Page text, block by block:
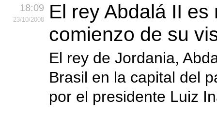
18:09
23/10/2008
El rey Abdalá II
comienzo de su
El rey de Jordania,
Brasil en la capital del
por el presidente Luiz